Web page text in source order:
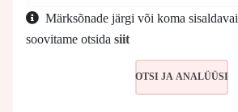
Märksõnade järgi või koma
soovitame otsida siit